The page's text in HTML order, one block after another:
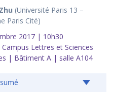
(Université Paris 13 –
Paris Cité)
2017 | 10h30
Lettres et Sciences
| Bâtiment A | salle A104